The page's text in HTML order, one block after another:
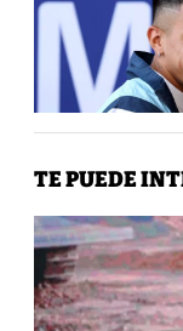
TE PUEDE